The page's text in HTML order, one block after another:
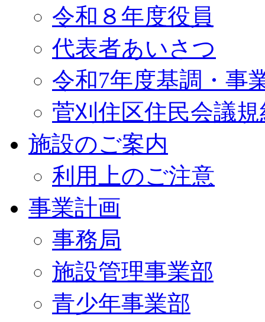
令和８年度役員
代表者あいさつ
令和7年度基調・事
菅刈住区住民会議規
施設のご案内
利用上のご注意
事業計画
事務局
施設管理事業部
青少年事業部